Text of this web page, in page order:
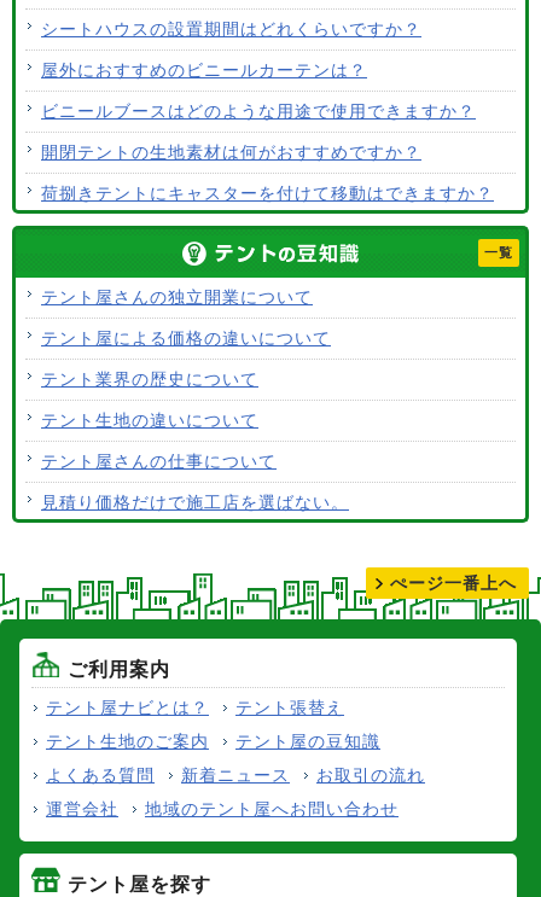
シートハウスの設置期間はどれくらいですか？
屋外におすすめのビニールカーテンは？
ビニールブースはどのような用途で使用できますか？
開閉テントの生地素材は何がおすすめですか？
荷捌きテントにキャスターを付けて移動はできますか？
使用するテント生地の違いは？
ALCなどにオーニングは設置できますか？
テント生地はクリーニングできますか？
一覧
テント屋さんの独立開業について
テント屋による価格の違いについて
テント業界の歴史について
テント生地の違いについて
テント屋さんの仕事について
見積り価格だけで施工店を選ばない。
ぺージ一番上へ
ご利用案内
テント屋ナビとは？
テント張替え
テント生地のご案内
テント屋の豆知識
よくある質問
新着ニュース
お取引の流れ
運営会社
地域のテント屋へお問い合わせ
テント屋を探す